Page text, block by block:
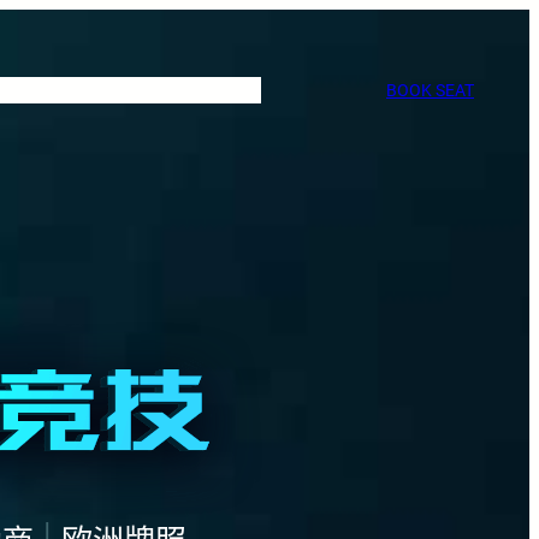
BOOK SEAT